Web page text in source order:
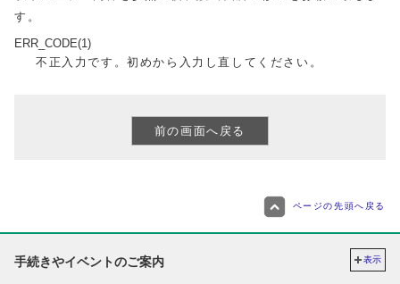
す。
ERR_CODE(1)
不正入力です。初めから入力し直してください。
ページの先頭へ戻る
手続きやイベントのご案内 表示